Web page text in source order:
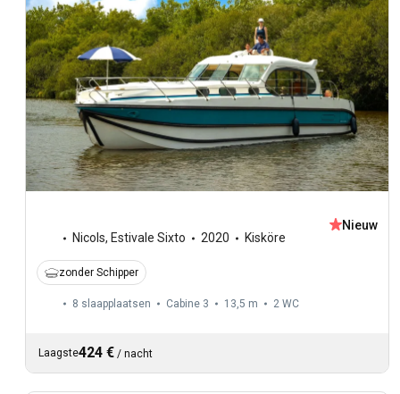
Nicols, Estivale Sixto 2020 Kisköre
Nieuw
zonder Schipper
8 slaapplaatsen Cabine 3 13,5 m 2 WC
Laagste424 € / nacht